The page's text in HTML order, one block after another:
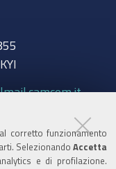
corretto funzionamento
Selezionando Accetta
e di profilazione.